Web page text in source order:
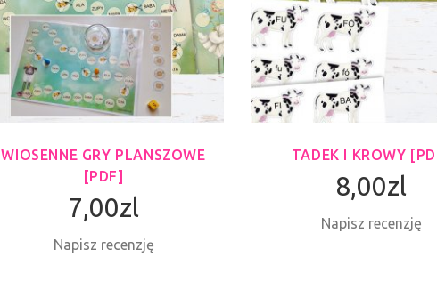
WIOSENNE GRY PLANSZOWE
[PDF]
7,00zl
Napisz recenzję
TADEK I KROWY
8,00zl
Napisz recenzję